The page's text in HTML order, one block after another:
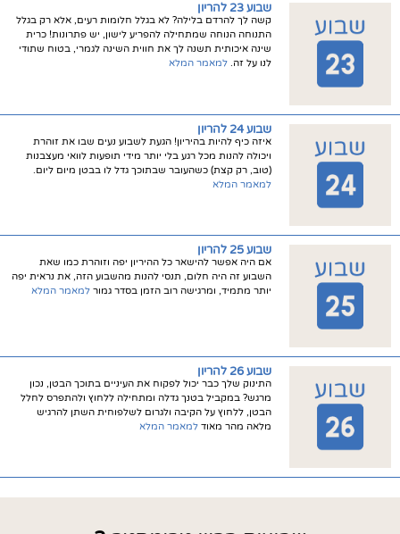
שבוע 23 להריון
קשה לך להרדם בלילה? לא בגלל חלומות רעים, אלא רק בגלל
התנוחה הנוחה שמתחילה להפריע לישון, יש פתרונות! כרית
שינה איכותית תשנה לך את חווית השינה לגמרי, בטוח שתודי
לנו על זה.למאמר המלא
שבוע 24 להריון
איזה כיף להיות בהיריון! הגעת לשבוע נעים שבו את זוהרת
ויכולה להנות מכל רגע בלי יותר מידי תופעות לוואי מעצבנות
(טוב, רק קצת) כשהעובר שבתוכך גדל לו בבטן מיום ליום.
למאמר המלא
שבוע 25 להריון
אם היה אפשר להישאר כל ההיריון יפה וזוהרת כמו שאת
השבוע זה היה חלום, תנסי להנות מהשבוע הזה, את נראית יפה
יותר מתמיד, ומרגישה רוב הזמן בסדר גמורלמאמר המלא
שבוע 26 להריון
התינוק שלך כבר יכול לפקוח את העיניים בתוכך הבטן, נכון
מרגש? במקביל בטנך גדלה ומתחילה ללחוץ ולהתפרס לחלל
הבטן, ללחוץ על הקיבה ולגרום לשלפוחית השתן להרגיש
מלאה מהר מאודלמאמר המלא